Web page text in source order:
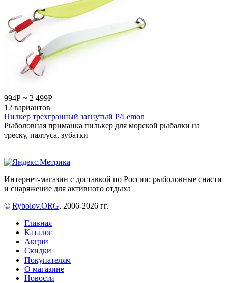
994Р ~ 2 499Р
12 вариантов
Пилкер трехгранный загнутый P/Lemon
Рыболовная приманка пилькер для морской рыбалки на
треску, палтуса, зубатки
Интернет-магазин с доставкой по России: рыболовные снасти
и снаряжение для активного отдыха
© Rybolov.ORG, 2006-2026 гг.
Главная
Каталог
Акции
Скидки
Покупателям
О магазине
Новости